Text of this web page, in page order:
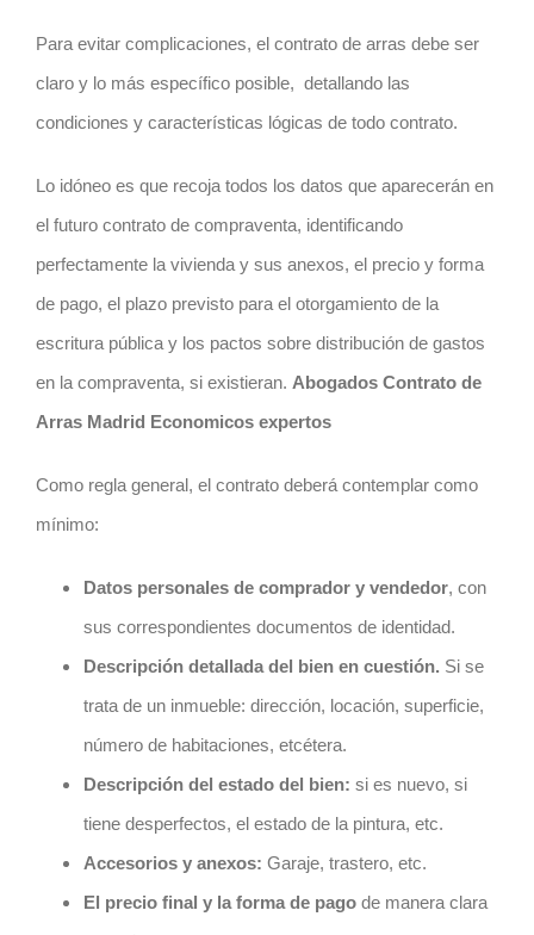
Para evitar complicaciones, el contratode arras debe ser
claro y lo más específico posible, detallando las
condiciones y características lógicas de todo contrato.
Lo idóneo es que recoja todos los datos que aparecerán en
el futuro contratode compraventa, identificando
perfectamente la vivienda y sus anexos, el precio y forma
de pago, el plazo previsto para el otorgamiento de la
escritura pública y los pactos sobre distribución de gastos
en la compraventa, si existieran. Abogados Contrato de
Arras Madrid Economicos expertos
Como regla general, el contratodeberá contemplar como
mínimo:
Datos personales de comprador y vendedor, con
sus correspondientes documentos de identidad.
Descripción detallada del bien en cuestión. Si se
trata de un inmueble: dirección, locación, superficie,
número de habitaciones, etcétera.
Descripción del estado del bien: si es nuevo, si
tiene desperfectos, el estado de la pintura, etc.
Accesorios y anexos: Garaje, trastero, etc.
El precio final y la forma de pagode manera clara